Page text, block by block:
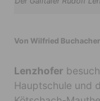
Von Wilfried Buchacher
Lenzhofer
Hauptschule und